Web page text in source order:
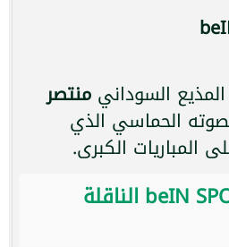
السوداني منتصر
الحماسي الذي
المباريات الكبرى.
تردد قناة beIN SPORTS 6 الناقلة